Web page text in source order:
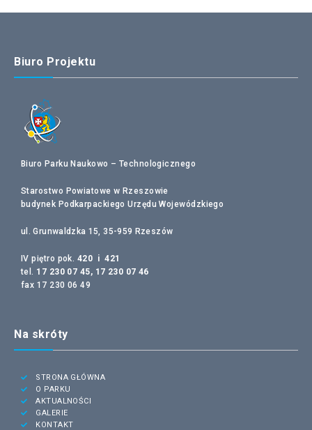
Biuro Projektu
Biuro Parku Naukowo – Technologicznego
Starostwo Powiatowe w Rzeszowie
budynek Podkarpackiego Urzędu Wojewódzkiego
ul. Grunwaldzka 15, 35-959 Rzeszów
IV piętro pok. 420 i 421
tel. 17 230 07 45, 17 230 07 46
fax 17 230 06 49
Na skróty
STRONA GŁÓWNA
O PARKU
AKTUALNOŚCI
GALERIE
KONTAKT